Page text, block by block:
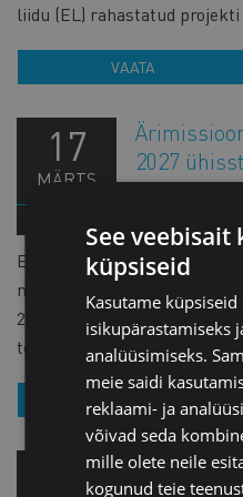
liidu (EL) rahastatud
VAATA
17
MÄRTS
2027
Eesti ettevõtetel, kes
meditsiinitehnoloogia
21. märtsil 2027
toimub Euroopa liidu (EL)
VAATA
See veebisait
küpsiseid
Kasutame
isikupärastamiseks
analüüsimiseks.
meie saidi
reklaami- ja
võivad seda
mille olete neile
kogunud teie